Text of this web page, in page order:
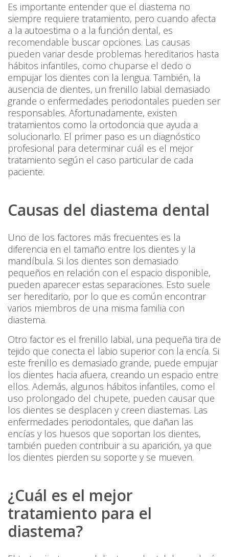
Es importante entender que el diastema no
siempre requiere tratamiento, pero cuando afecta
a la autoestima o a la función dental, es
recomendable buscar opciones. Las causas
pueden variar desde problemas hereditarios hasta
hábitos infantiles, como chuparse el dedo o
empujar los dientes con la lengua. También, la
ausencia de dientes, un frenillo labial demasiado
grande o enfermedades periodontales pueden ser
responsables. Afortunadamente, existen
tratamientos como la ortodoncia que ayuda a
solucionarlo. El primer paso es un diagnóstico
profesional para determinar cuál es el mejor
tratamiento según el caso particular de cada
paciente.
Causas del diastema dental
Uno de los factores más frecuentes es la
diferencia en el tamaño entre los dientes y la
mandíbula. Si los dientes son demasiado
pequeños en relación con el espacio disponible,
pueden aparecer estas separaciones. Esto suele
ser hereditario, por lo que es común encontrar
varios miembros de una misma familia con
diastema.
Otro factor es el frenillo labial, una pequeña tira de
tejido que conecta el labio superior con la encía. Si
este frenillo es demasiado grande, puede empujar
los dientes hacia afuera, creando un espacio entre
ellos. Además, algunos hábitos infantiles, como el
uso prolongado del chupete, pueden causar que
los dientes se desplacen y creen diastemas. Las
enfermedades periodontales, que dañan las
encías y los huesos que soportan los dientes,
también pueden contribuir a su aparición, ya que
los dientes pierden su soporte y se mueven.
¿Cuál es el mejor
tratamiento para el
diastema?